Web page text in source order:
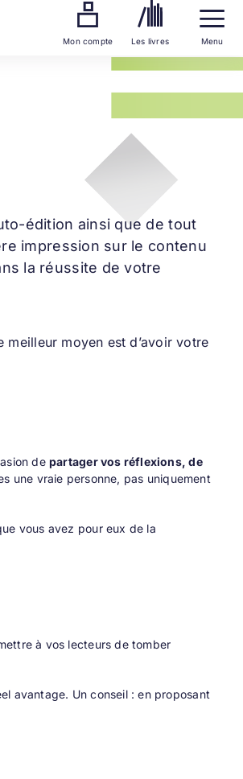
Mon compte Les livres Menu
édition ainsi que de tout
impression sur le contenu
la réussite de votre
moyen est d’avoir votre
departager vos réflexions, de
une vraie personne, pas uniquement
vous avez pour eux de la
à vos lecteurs de tomber
avantage. Un conseil : en proposant